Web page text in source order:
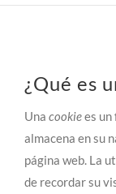
¿Qué es
Una cookiees
almacena en su
página web. La
de recordar su